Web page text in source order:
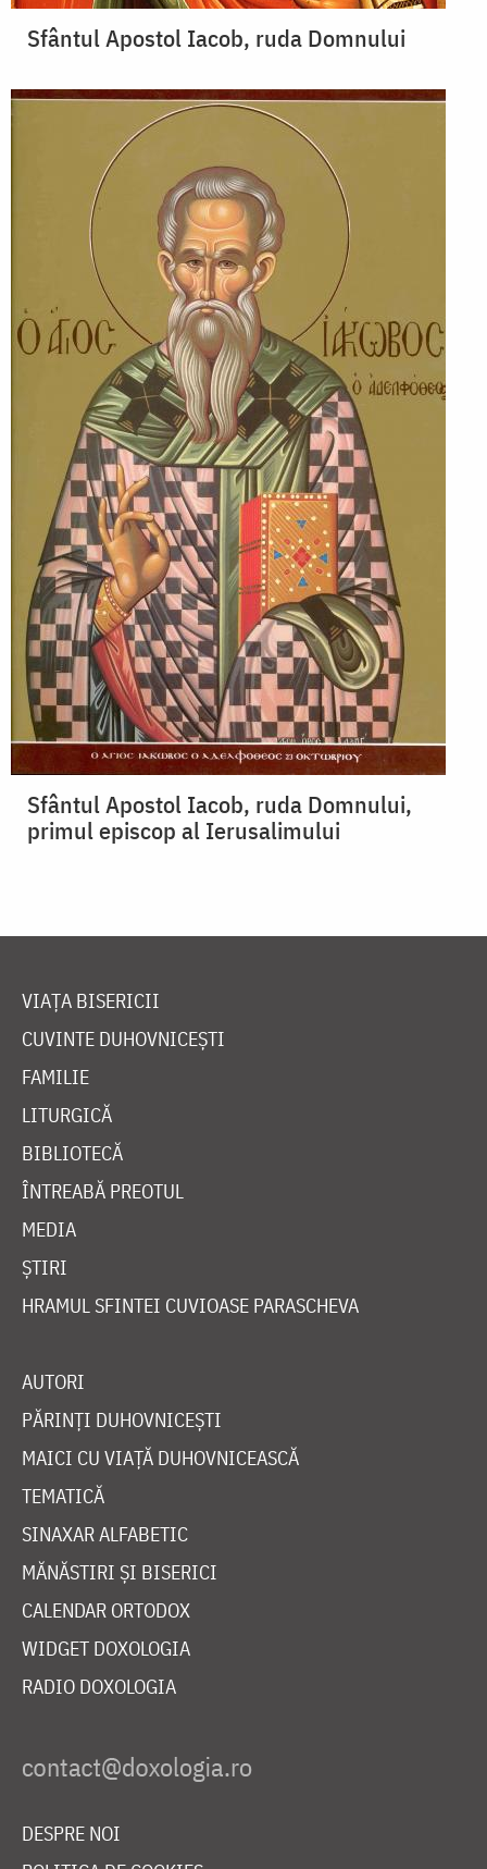
Sfântul Apostol Iacob, ruda Domnului
Sfântul Apostol Iacob, ruda Domnului,
primul episcop al Ierusalimului
VIAȚA BISERICII
CUVINTE DUHOVNICEȘTI
FAMILIE
LITURGICĂ
BIBLIOTECĂ
ÎNTREABĂ PREOTUL
MEDIA
ȘTIRI
HRAMUL SFINTEI CUVIOASE PARASCHEVA
AUTORI
PĂRINȚI DUHOVNICEȘTI
MAICI CU VIAȚĂ DUHOVNICEASCĂ
TEMATICĂ
SINAXAR ALFABETIC
MĂNĂSTIRI ȘI BISERICI
CALENDAR ORTODOX
WIDGET DOXOLOGIA
RADIO DOXOLOGIA
DESPRE NOI